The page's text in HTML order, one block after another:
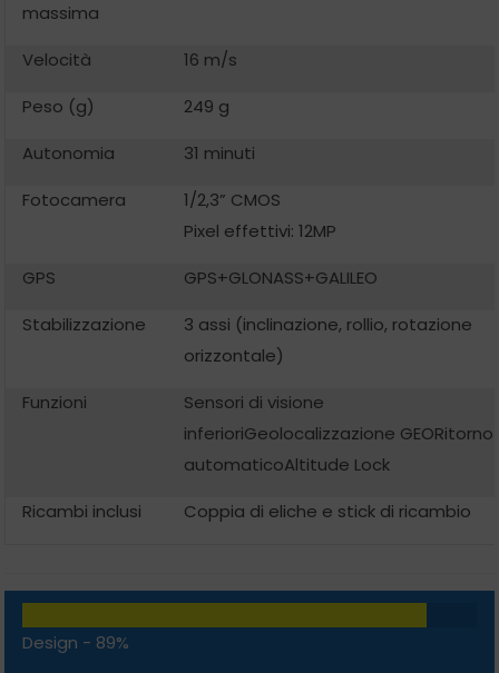
massima
Velocità
16 m/s
Peso (g)
249 g
Autonomia
31 minuti
Fotocamera
1/2,3” CMOS
Pixel effettivi: 12MP
GPS
GPS+GLONASS+GALILEO
Stabilizzazione
3 assi (inclinazione, rollio, rotazione
orizzontale)
Funzioni
Sensori di visione
inferioriGeolocalizzazione GEORitorno
automaticoAltitude Lock
Ricambi inclusi
Coppia di eliche e stick di ricambio
Design - 89%